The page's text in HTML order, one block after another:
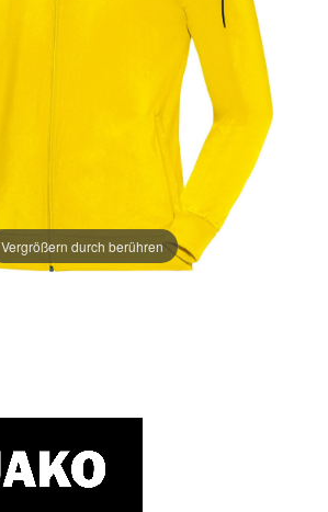
Vergrößern durch berühren